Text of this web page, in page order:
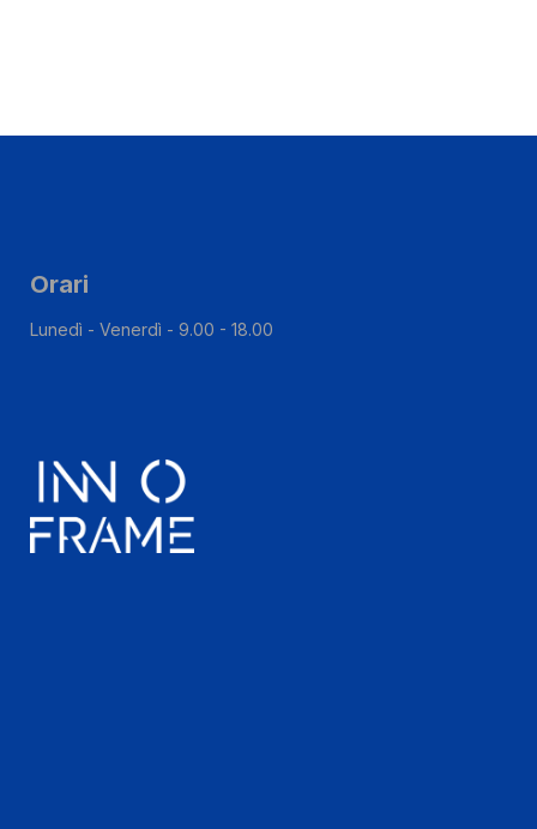
Orari
Lunedì - Venerdì - 9.00 - 18.00